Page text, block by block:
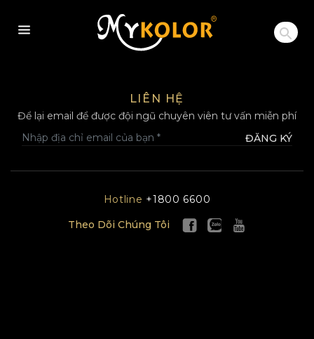
MYKOLOR
LIÊN HỆ
Để lại email để được đội ngũ chuyên viên tư vấn miễn phí
ĐĂNG KÝ
Hotline +1800 6600
Theo Dõi Chúng Tôi